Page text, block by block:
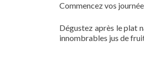
Commencez vos
Dégustez après le plat
innombrables jus de